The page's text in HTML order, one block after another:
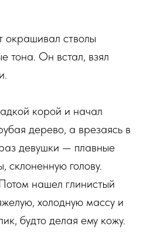
окрашивал стволы
тона. Он встал, взял
корой и начал
дерево, а врезаясь в
девушки — плавные
склоненную голову.
нашел глинистый
холодную массу и
будто делая ему кожу.